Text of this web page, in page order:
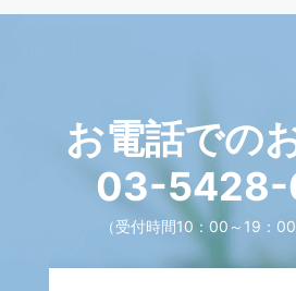
お電話での
03-
（受付時間10：00～19：00